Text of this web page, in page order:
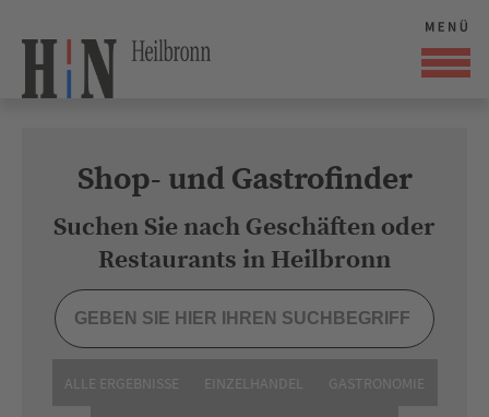
Shop- und Gastrofinder
Suchen Sie nach Geschäften oder
Restaurants in Heilbronn
ALLE ERGEBNISSE EINZELHANDEL GASTRONOMIE